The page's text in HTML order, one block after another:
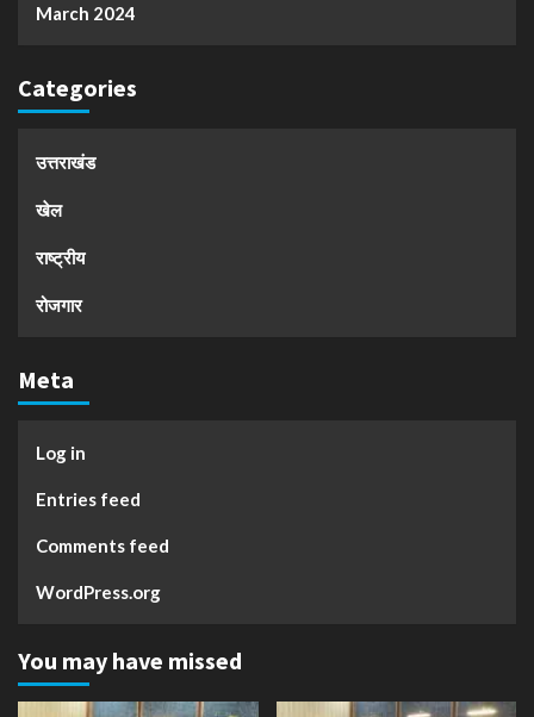
March 2024
Categories
उत्तराखंड
खेल
राष्ट्रीय
रोजगार
Meta
Log in
Entries feed
Comments feed
WordPress.org
You may have missed